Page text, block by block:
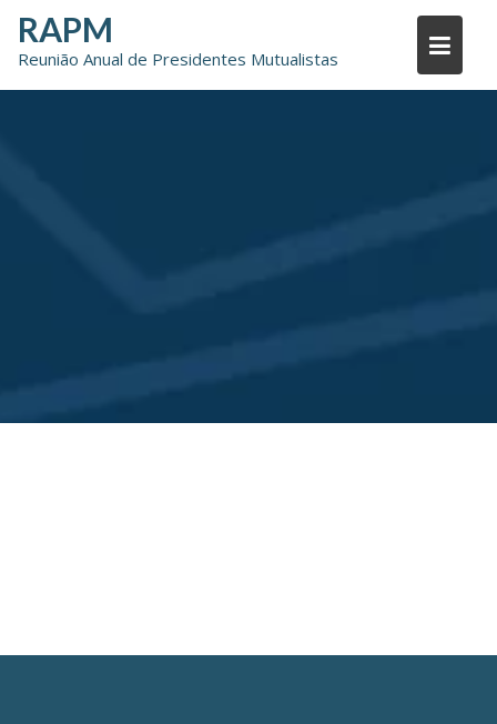
Skip
content
RAPM
Reunião Anual de Presidentes Mutualistas